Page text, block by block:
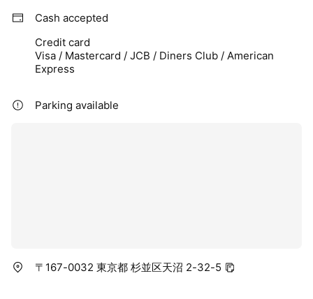
Cash accepted
Credit card
Visa / Mastercard / JCB / Diners Club / American
Express
Parking available
〒167-0032 東京都 杉並区天沼 2-32-5